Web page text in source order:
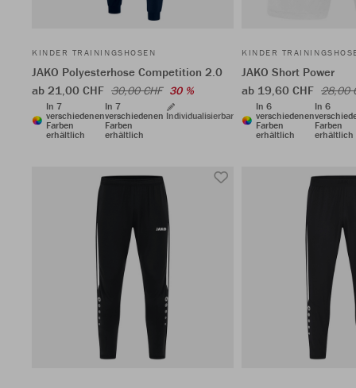
KINDER TRAININGSHOSEN
JAKO Polyesterhose Competition 2.0
ab 21,00 CHF 30,00 CHF 30 %
In 7
verschiedenen
Farben
erhältlich
In 7
verschiedenen
Farben
erhältlich
Individualisierbar
KINDER
JAKO Short Power
ab 19,60 CHF 28,00
In 6
verschiedenen
Farben
erhältlich
In 6
Farben
erhältlich